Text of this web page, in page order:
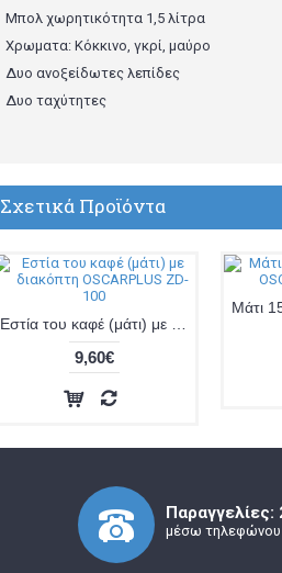
Μπολ χωρητικότητα 1,5 λίτρα
Χρωματα: Κόκκινο, γκρί, μαύρο
Δυο ανοξείδωτες λεπίδες
Δυο ταχύτητες
Σχετικά Προϊόντα
9,60€
μέσω τηλεφώνου